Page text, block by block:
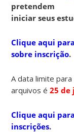
pretendem
iniciar seus
Clique aqui
sobre inscrição.
A data limite
arquivos é25de
Clique aqui
inscrições.